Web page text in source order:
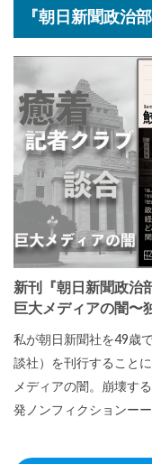
『朝日新聞政治部
新刊『朝日新聞政治
巨大メディアの闇〜
私が朝日新聞社を49歳
談社）を刊行すること
メディアの闇。崩壊す
発ノンフィクションー